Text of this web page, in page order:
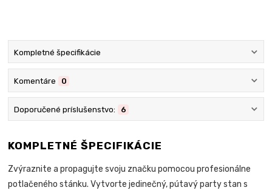
Kompletné špecifikácie
Komentáre 0
Doporučené príslušenstvo: 6
KOMPLETNÉ ŠPECIFIKÁCIE
Zvýraznite a propagujte svoju značku pomocou profesionálne
potlačeného stánku. Vytvorte jedinečný, pútavý party stan s